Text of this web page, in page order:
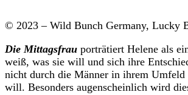
© 2023 – Wild Bunch Germany, Lucky
Die Mittagsfrau porträtiert Helene als
weiß, was sie will und sich ihre
nicht durch die Männer in ihrem Umfeld
will. Besonders augenscheinlich wird